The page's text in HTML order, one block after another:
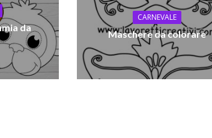
da
CARNEVALE
Maschere da colorare